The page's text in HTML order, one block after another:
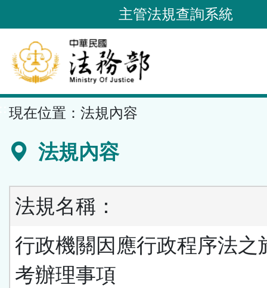
到
要
內
容
區
主管法規查詢系統
現在位置： 法規內容
法規內容
法規名稱：
行政機關因應行政程序法之
考辦理事項